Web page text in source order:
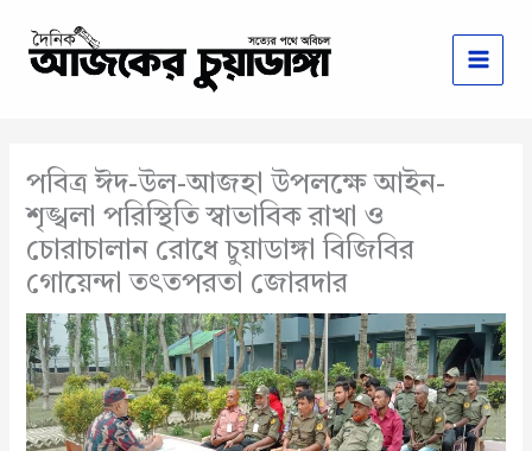
content
পবিত্র ঈদ-উল-আজহা উপলক্ষে আইন-
শৃঙ্খলা পরিস্থিতি স্বাভাবিক রাখা ও
চোরাচালান রোধে চুয়াডাঙ্গা বিজিবির
গোয়েন্দা তৎতপরতা জোরদার